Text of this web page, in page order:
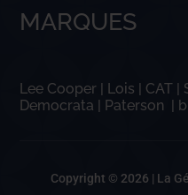
MARQUES
Lee Cooper | Lois | CAT |
Democrata | Paterson |
Copyright © 2026 | La